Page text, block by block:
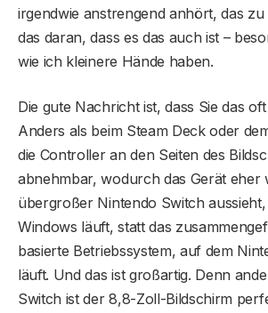
irgendwie anstrengend anhört, das
das daran, dass es das auch ist –
wie ich kleinere Hände haben.
Die gute Nachricht ist, dass Sie das
Anders als beim Steam Deck oder
die Controller an den Seiten des
abnehmbar, wodurch das Gerät eher
übergroßer Nintendo Switch
Windows läuft, statt das
basierte Betriebssystem, auf dem
läuft. Und das ist großartig. Denn
Switch ist der 8,8-Zoll-Bildschirm